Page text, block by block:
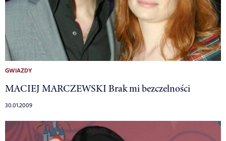
GWIAZDY
MACIEJ MARCZEWSKI Brak mi bezczelności
30.01.2009